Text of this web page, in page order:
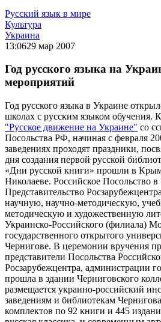
Русский язык в мире
Культура
Украина
13:0629 мар 2007
Год русского языка на
мероприятий
Год русского языка в Украине
школах с русским языком обучения.
"Русское движение на Украине" со
Посольства РФ, начиная с февраля
заведениях проходят праздники,
дня создания первой русской
«Дни русской книги» прошли в
Николаеве. Российское Посольство
Представительство
научную, научно-методическую,
методическую и художественную
Украинско-Российского (филиала)
государственного открытого
Чернигове. В церемонии вручения
представители Посольства
Росзарубежцентра, администрации
прошла в здании Черниговского
размещается украино-российский
заведениям и библиотекам
комплектов по 92 книги и 445